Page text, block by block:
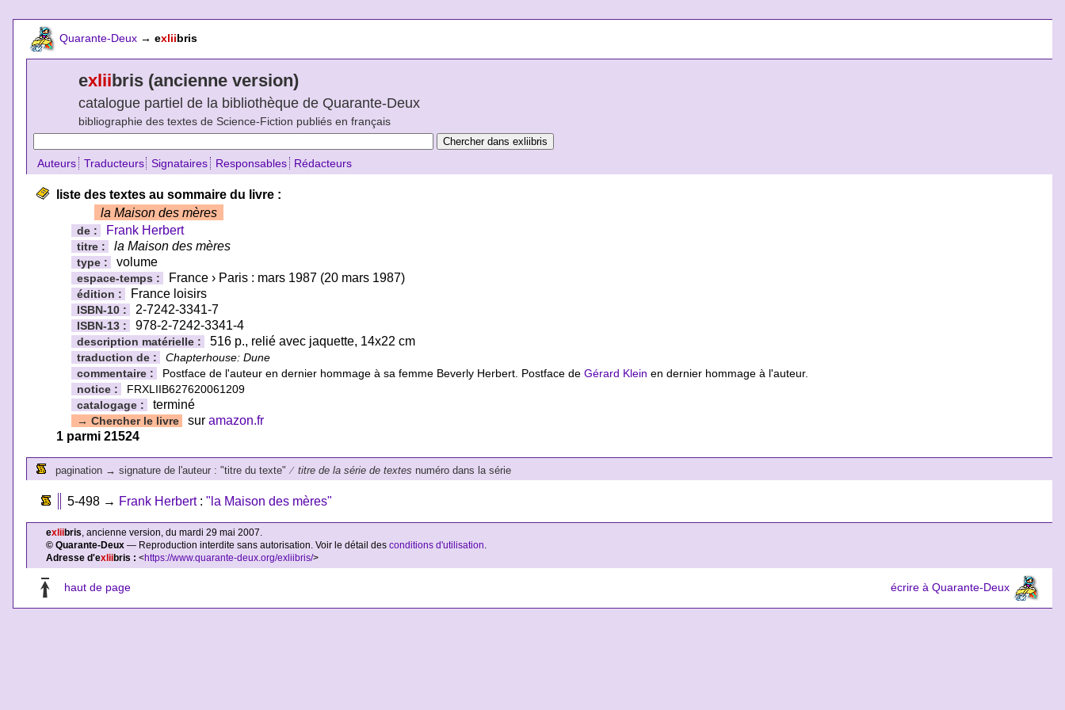
Quarante-Deux → exliibris
exliibris (ancienne version)
catalogue partiel de la bibliothèque de Quarante-Deux
bibliographie des textes de Science-Fiction publiés en français
Auteurs Traducteurs Signataires Responsables Rédacteurs
liste des textes au sommaire du livre :
la Maison des mères
de : Frank Herbert
titre : la Maison des mères
type : volume
espace-temps : France › Paris : mars 1987 (20 mars 1987)
édition : France loisirs
ISBN-10 : 2-7242-3341-7
ISBN-13 : 978-2-7242-3341-4
description matérielle : 516 p., relié avec jaquette, 14x22 cm
traduction de :
Chapterhouse: Dune
commentaire :
Postface de l'auteur en dernier hommage à sa femme Beverly Herbert. Postface deGérard Klein en dernier hommage à l'auteur.
notice :
FRXLIIB627620061209
catalogage :
terminé
→ Chercher le livre suramazon.fr
1 parmi 21524
pagination → signature de l'auteur : "titre du texte" ⁄ titre de la série de textes numéro dans la série
5-498 → Frank Herbert: "la Maison des mères"
exliibris , ancienne version, du mardi 29 mai 2007.
© Quarante-Deux — Reproduction interdite sans autorisation. Voir le détail desconditions d'utilisation
Adresse d'exliibris :<https://www.quarante-deux.org/exliibris/>
haut de page écrire à Quarante-Deux